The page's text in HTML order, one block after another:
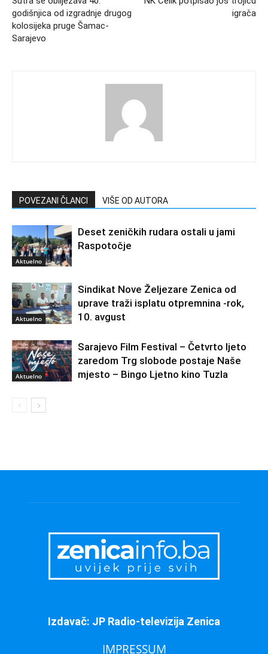
godišnjica od izgradnje drugog
kolosijeka pruge Šamac-
Sarajevo
igrača
POVEZANI ČLANCI VIŠE OD AUTORA
Aktuelno
Deset zeničkih rudara ostali u jami
Raspotočje
Aktuelno
Sindikat Nove Željezare Zenica od
uprave traži isplatu otpremnina -rok,
10. avgust
Aktuelno
Sarajevo Film Festival – Četvrto ljeto
zaredom Trg slobode postaje Naše
mjesto – Bingo Ljetno kino Tuzla
Izdavač: JP Radio-televizija Zenica
IMPRESSUM